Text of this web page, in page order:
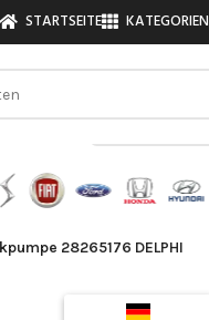
STARTSEITE KATEGORIEN
finden!
28265176 DELPHI